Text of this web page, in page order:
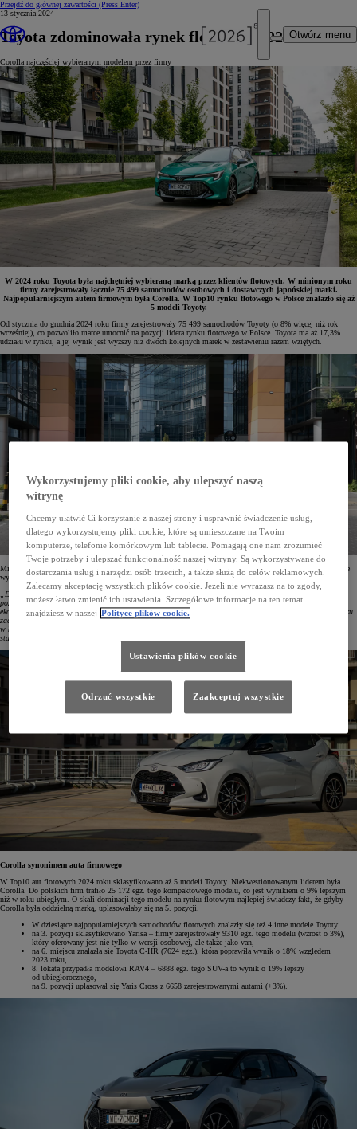
Przejdź do głównej zawartości (Press Enter)
Otwórz menu
13 stycznia 2024
Toyota zdominowała rynek flotowy w 2024 roku
Corolla najczęściej wybieranym modelem przez firmy
W 2024 roku Toyota była najchętniej wybieraną marką przez klientów flotowych. W minionym roku
firmy zarejestrowały łącznie 75 499 samochodów osobowych i dostawczych japońskiej marki.
Najpopularniejszym autem firmowym była Corolla. W Top10 rynku flotowego w Polsce znalazło się aż
5 modeli Toyoty.
Od stycznia do grudnia 2024 roku firmy zarejestrowały 75 499 samochodów Toyoty (o 8% więcej niż rok
wcześniej), co pozwoliło marce umocnić na pozycji lidera rynku flotowego w Polsce. Toyota ma aż 17,3%
udziału w rynku, a jej wynik jest wyższy niż dwóch kolejnych marek w zestawieniu razem wziętych.
Mirosław Sochacki, Corporate Sales Senior Manager w Toyota Central Europe, podsumowując ubiegłoroczne
wyniki, podkreślił:
„Dzięki zaufaniu naszych klientów kolejny rok kończymy na pozycji lidera rynku flotowego, a Corolla
pozostaje najczęstszym wyborem polskich firm. 2024 rok był czasem jeszcze lepszej i szerszej gamy
ekonomicznych, niskoemisyjnych i niezawodnych aut z piątą generacją hybrydy oraz hybryd plug-in. Na rynku
zadebiutowały nowe odsłony Land Cruisera oraz Camry, a PROACE MAX wzmocnił naszą obecność
w kategorii aut dostawczych. Nieustannie uważnie analizujemy otoczenie biznesowe i dokładamy wszelkich
starań, by oferować naszym partnerom rozwiązania dostosowane do potrzeb ich działalności”.
Corolla synonimem auta firmowego
W Top10 aut flotowych 2024 roku sklasyfikowano aż 5 modeli Toyoty. Niekwestionowanym liderem była
Corolla. Do polskich firm trafiło 25 172 egz. tego kompaktowego modelu, co jest wynikiem o 9% lepszym
niż w roku ubiegłym. O skali dominacji tego modelu na rynku flotowym najlepiej świadczy fakt, że gdyby
Corolla była oddzielną marką, uplasowałaby się na 5. pozycji.
W dziesiątce najpopularniejszych samochodów flotowych znalazły się też 4 inne modele Toyoty:
na 3. pozycji sklasyfikowano Yarisa – firmy zarejestrowały 9310 egz. tego modelu (wzrost o 3%),
który oferowany jest nie tylko w wersji osobowej, ale także jako van,
na 6. miejscu znalazła się Toyota C-HR (7624 egz.), która poprawiła wynik o 18% względem
2023 roku,
8. lokata przypadła modelowi RAV4 – 6888 egz. tego SUV-a to wynik o 19% lepszy
od ubiegłorocznego,
na 9. pozycji uplasował się Yaris Cross z 6658 zarejestrowanymi autami (+3%).
Wykorzystujemy pliki cookie, aby ulepszyć naszą
witrynę
Chcemy ułatwić Ci korzystanie z naszej strony i usprawnić świadczenie usług,
dlatego wykorzystujemy pliki cookie, które są umieszczane na Twoim
komputerze, telefonie komórkowym lub tablecie. Pomagają one nam zrozumieć
Twoje potrzeby i ulepszać funkcjonalność naszej witryny. Są wykorzystywane do
dostarczania usług i narzędzi osób trzecich, a także służą do celów reklamowych.
Zalecamy akceptację wszystkich plików cookie. Jeżeli nie wyrażasz na to zgody,
możesz łatwo zmienić ich ustawienia. Szczegółowe informacje na ten temat
znajdziesz w naszej Polityce plików cookie.
Ustawienia plików cookie
Odrzuć wszystkie Zaakceptuj wszystkie